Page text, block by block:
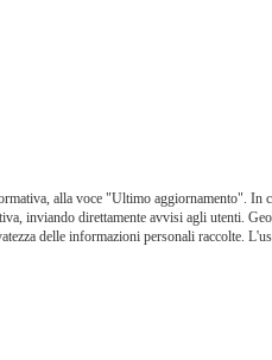
alla voce "Ultimo aggiornamento". In
inviando direttamente avvisi agli utenti.
delle informazioni personali raccolte.